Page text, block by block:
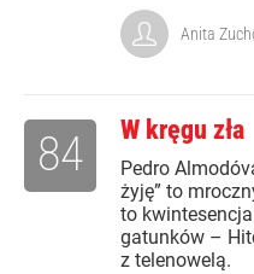
Anita
W kręgu zła
Pedro
żyję” to
to
gatunków –
z telenowelą.
84